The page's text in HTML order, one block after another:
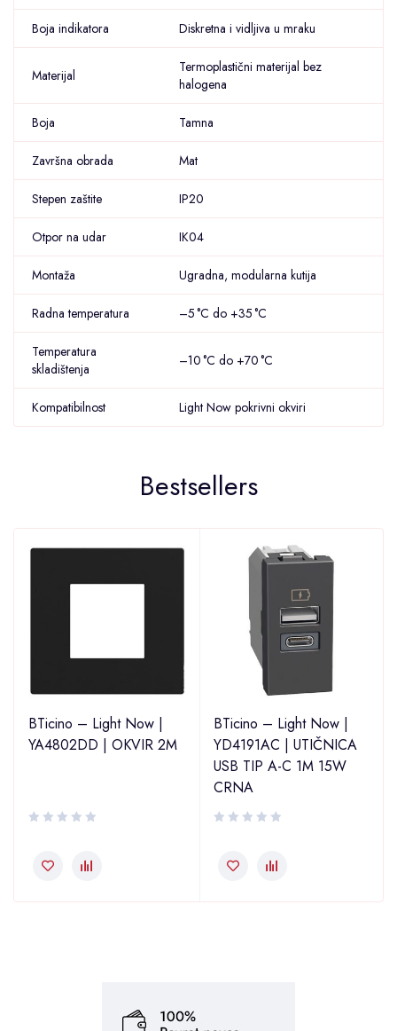
Boja indikatora Diskretna i vidljiva u mraku
Materijal
Termoplastični materijal bez
halogena
Boja Tamna
Završna obrada Mat
Stepen zaštite IP20
Otpor na udar IK04
Montaža Ugradna, modularna kutija
Radna temperatura –5 °C do +35 °C
Temperatura
skladištenja
–10 °C do +70 °C
Kompatibilnost Light Now pokrivni okviri
Bestsellers
BTicino – Light Now |
YA4802DD | OKVIR 2M
BTicino – Light Now |
YD4191AC | UTIČNICA
USB TIP A-C 1M 15W
CRNA